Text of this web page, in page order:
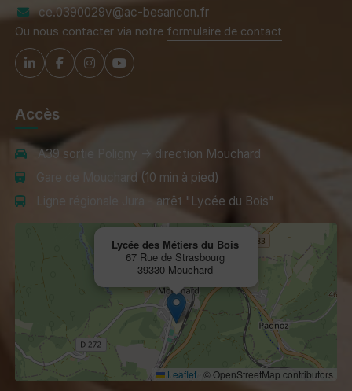
ce.0390029v@ac-besancon.fr
Ou nous contacter via notre formulaire de contact
Accès
A39 sortie Poligny → direction Mouchard
Gare de Mouchard (10 min à pied)
Ligne régionale Jura - arrêt "Lycée du Bois"
Lycée des Métiers du Bois
67 Rue de Strasbourg
39330 Mouchard
Leaflet | © OpenStreetMap contributors